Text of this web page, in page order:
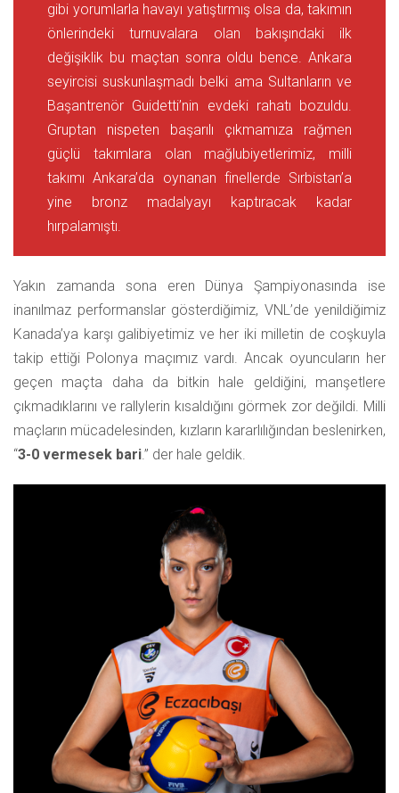
gibi yorumlarla havayı yatıştırmış olsa da, takımın
önlerindeki turnuvalara olan bakışındaki ilk
değişiklik bu maçtan sonra oldu bence. Ankara
seyircisi suskunlaşmadı belki ama Sultanların ve
Başantrenör Guidetti’nin evdeki rahatı bozuldu.
Gruptan nispeten başarılı çıkmamıza rağmen
güçlü takımlara olan mağlubiyetlerimiz, milli
takımı Ankara’da oynanan finellerde Sırbistan’a
yine bronz madalyayı kaptıracak kadar
hırpalamıştı.
Yakın zamanda sona eren Dünya Şampiyonasında ise
inanılmaz performanslar gösterdiğimiz, VNL’de yenildiğimiz
Kanada’ya karşı galibiyetimiz ve her iki milletin de coşkuyla
takip ettiği Polonya maçımız vardı. Ancak oyuncuların her
geçen maçta daha da bitkin hale geldiğini, manşetlere
çıkmadıklarını ve rallylerin kısaldığını görmek zor değildi. Milli
maçların mücadelesinden, kızların kararlılığından beslenirken,
“3-0 vermesek bari.” der hale geldik.